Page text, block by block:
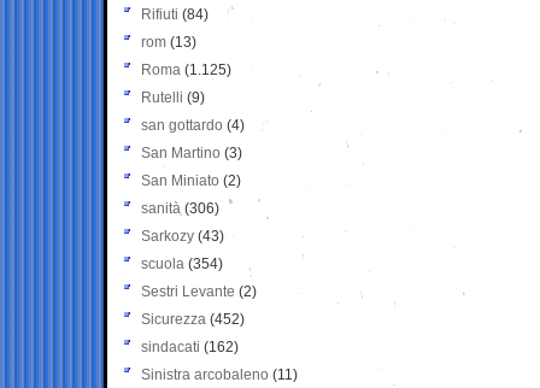
Rifiuti (84)
rom (13)
Roma (1.125)
Rutelli (9)
san gottardo (4)
San Martino (3)
San Miniato (2)
sanità (306)
Sarkozy (43)
scuola (354)
Sestri Levante (2)
Sicurezza (452)
sindacati (162)
Sinistra arcobaleno (11)